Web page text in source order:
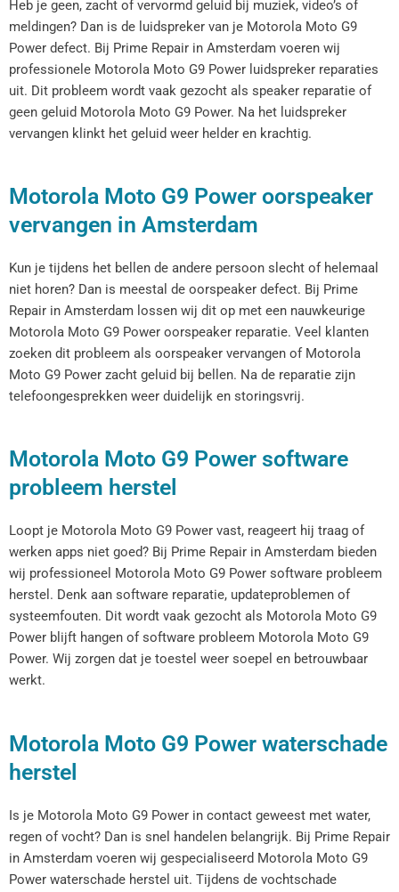
Heb je geen, zacht of vervormd geluid bij muziek, video’s of
meldingen? Dan is de luidspreker van je Motorola Moto G9
Power defect. Bij Prime Repair in Amsterdam voeren wij
professionele Motorola Moto G9 Power luidspreker reparaties
uit. Dit probleem wordt vaak gezocht als speaker reparatie of
geen geluid Motorola Moto G9 Power. Na het luidspreker
vervangen klinkt het geluid weer helder en krachtig.
Motorola Moto G9 Power oorspeaker
vervangen in Amsterdam
Kun je tijdens het bellen de andere persoon slecht of helemaal
niet horen? Dan is meestal de oorspeaker defect. Bij Prime
Repair in Amsterdam lossen wij dit op met een nauwkeurige
Motorola Moto G9 Power oorspeaker reparatie. Veel klanten
zoeken dit probleem als oorspeaker vervangen of Motorola
Moto G9 Power zacht geluid bij bellen. Na de reparatie zijn
telefoongesprekken weer duidelijk en storingsvrij.
Motorola Moto G9 Power software
probleem herstel
Loopt je Motorola Moto G9 Power vast, reageert hij traag of
werken apps niet goed? Bij Prime Repair in Amsterdam bieden
wij professioneel Motorola Moto G9 Power software probleem
herstel. Denk aan software reparatie, updateproblemen of
systeemfouten. Dit wordt vaak gezocht als Motorola Moto G9
Power blijft hangen of software probleem Motorola Moto G9
Power. Wij zorgen dat je toestel weer soepel en betrouwbaar
werkt.
Motorola Moto G9 Power waterschade
herstel
Is je Motorola Moto G9 Power in contact geweest met water,
regen of vocht? Dan is snel handelen belangrijk. Bij Prime Repair
in Amsterdam voeren wij gespecialiseerd Motorola Moto G9
Power waterschade herstel uit. Tijdens de vochtschade